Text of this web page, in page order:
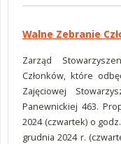
Walne Zebranie
Zarząd
Członków, które
Zajęciowej
Panewnickiej 463.
2024 (czwartek) o
grudnia 2024 r.